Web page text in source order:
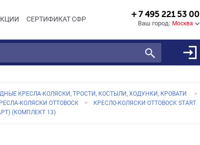
СЕРТИФИКАТ СФР
+ 7 495 221 53 00
Ваш город: Москва
КРЕСЛА-КОЛЯСКИ, ТРОСТИ, КОСТЫЛИ, ХОДУНКИ, КРОВАТИ
КОЛЯСКИ OTTOBOCK
КРЕСЛО-КОЛЯСКИ OTTOBOCK START
(КОМПЛЕКТ 13)